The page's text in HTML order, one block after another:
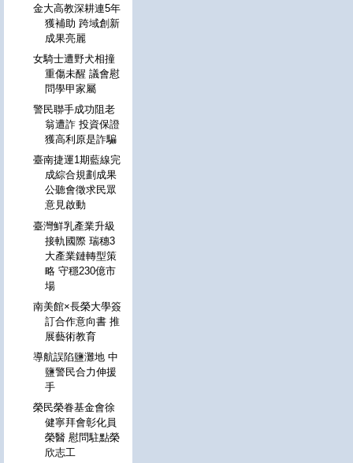
金大高教深耕連5年
獲補助 跨域創新
成果亮麗
女騎士遭野犬相撞
重傷未醒 議會慰
問學甲家屬
警民聯手成功阻老
翁遭詐 投資保證
獲高利原是詐騙
臺南捷運1期藍線完
成綜合規劃成果
公聽會徵求民眾
意見啟動
臺灣鮮乳產業升級
接軌國際 瑞穗3
大產業鏈轉型策
略 守穩230億市
場
南美館×長榮大學簽
訂合作意向書 推
展藝術教育
導航誤陷鹽灘地 中
鹽警民合力伸援
手
榮民榮眷基金會徐
健寧拜會彰化員
榮醫 慰問駐點榮
欣志工